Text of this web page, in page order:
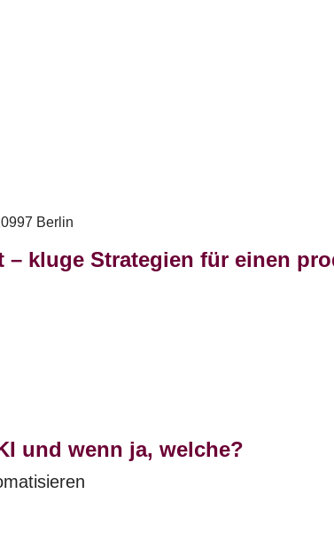
Berlin
kluge Strategien für einen
und wenn ja, welche?